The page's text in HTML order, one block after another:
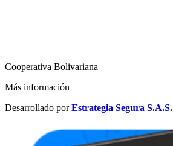
Cooperativa Bolivariana
Más información
Desarrollado porEstrategia Segura S.A.S.